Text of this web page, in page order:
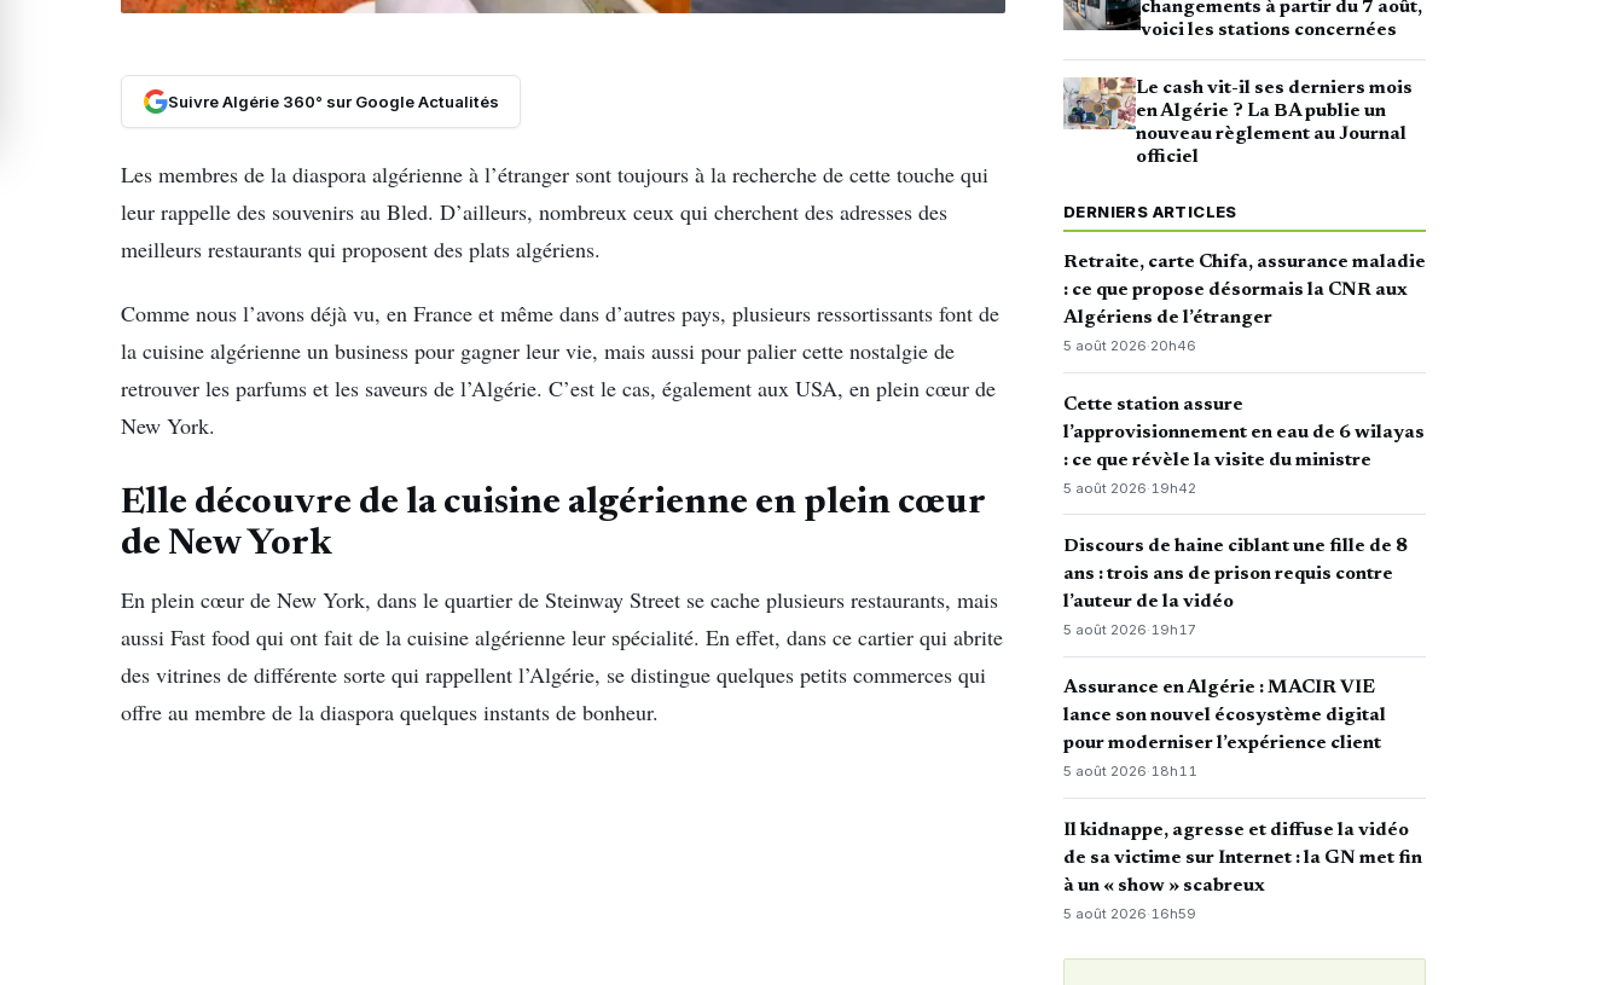
Suivre Algérie 360° sur Google Actualités
Les membres de la diaspora algérienne à l’étranger sont toujours à la recherche de cette touche qui
leur rappelle des souvenirs au Bled. D’ailleurs, nombreux ceux qui cherchent des adresses des
meilleurs restaurants qui proposent des plats algériens.
Comme nous l’avons déjà vu, en France et même dans d’autres pays, plusieurs ressortissants font de
la cuisine algérienne un business pour gagner leur vie, mais aussi pour palier cette nostalgie de
retrouver les parfums et les saveurs de l’Algérie. C’est le cas, également aux USA, en plein cœur de
New York.
Elle découvre de la cuisine algérienne en plein cœur
de New York
En plein cœur de New York, dans le quartier de Steinway Street se cache plusieurs restaurants, mais
aussi Fast food qui ont fait de la cuisine algérienne leur spécialité. En effet, dans ce cartier qui abrite
des vitrines de différente sorte qui rappellent l’Algérie, se distingue quelques petits commerces qui
offre au membre de la diaspora quelques instants de bonheur.
changements à partir du 7 août,
voici les stations concernées
Le cash vit-il ses derniers mois
en Algérie ? La BA publie un
nouveau règlement au Journal
officiel
DERNIERS ARTICLES
Retraite, carte Chifa, assurance maladie
: ce que propose désormais la CNR aux
Algériens de l’étranger
5 août 2026·20h46
Cette station assure
l’approvisionnement en eau de 6 wilayas
: ce que révèle la visite du ministre
5 août 2026· 19h42
Discours de haine ciblant une fille de 8
ans : trois ans de prison requis contre
l’auteur de la vidéo
5 août 2026·19h17
Assurance en Algérie : MACIR VIE
lance son nouvel écosystème digital
pour moderniser l’expérience client
5 août 2026·18h11
Il kidnappe, agresse et diffuse la vidéo
de sa victime sur Internet : la GN met fin
à un « show » scabreux
5 août 2026· 16h59